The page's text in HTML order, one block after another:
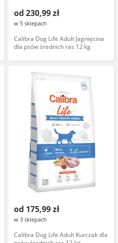
od 230,99 zł
w 5 sklepach
Calibra Dog Life Adult Jagnięcina
dla psów średnich ras 12 kg
od 175,99 zł
w 3 sklepach
Calibra Dog Life Adult Kurczak dla